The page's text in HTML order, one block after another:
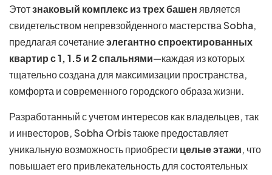
Этотзнаковый комплекс из трех башенявляется
свидетельством непревзойденного мастерства Sobha,
предлагая сочетаниеэлегантно спроектированных
квартир с 1, 1.5 и 2 спальнями—каждая из которых
тщательно создана для максимизации пространства,
комфорта и современного городского образа жизни.
Разработанный с учетом интересов как владельцев, так
и инвесторов, Sobha Orbis также предоставляет
уникальную возможность приобрести целые этажи, что
повышает его привлекательность для состоятельных